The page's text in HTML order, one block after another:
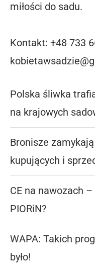
miłości do sadu.
Kontakt: +48 733
Polska śliwka
na krajowych
Bronisze
kupujących i
CE na nawozach
PIORiN?
WAPA: Takich
było!